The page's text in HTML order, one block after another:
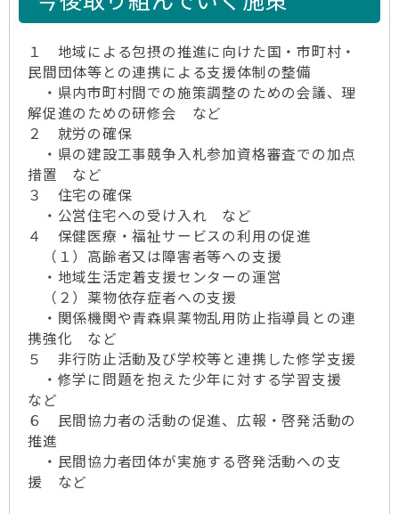
１ 地域による包摂の推進に向けた国・市町村・
民間団体等との連携による支援体制の整備
・県内市町村間での施策調整のための会議、理
解促進のための研修会 など
２ 就労の確保
・県の建設工事競争入札参加資格審査での加点
措置 など
３ 住宅の確保
・公営住宅への受け入れ など
４ 保健医療・福祉サービスの利用の促進
（１）高齢者又は障害者等への支援
・地域生活定着支援センターの運営
（２）薬物依存症者への支援
・関係機関や青森県薬物乱用防止指導員との連
携強化 など
５ 非行防止活動及び学校等と連携した修学支援
・修学に問題を抱えた少年に対する学習支援
など
６ 民間協力者の活動の促進、広報・啓発活動の
推進
・民間協力者団体が実施する啓発活動への支
援 など